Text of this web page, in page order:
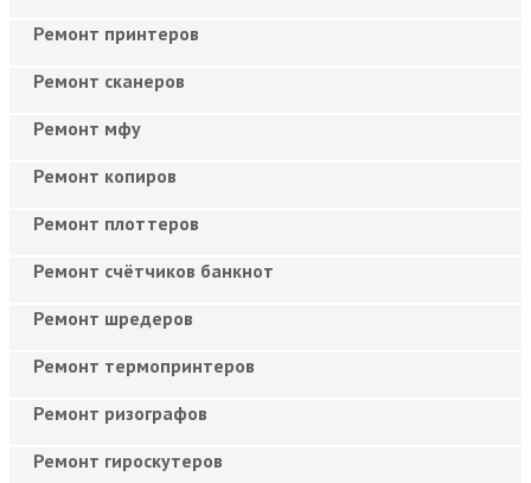
Ремонт принтеров
Ремонт сканеров
Ремонт мфу
Ремонт копиров
Ремонт плоттеров
Ремонт счётчиков банкнот
Ремонт шредеров
Ремонт термопринтеров
Ремонт ризографов
Ремонт гироскутеров